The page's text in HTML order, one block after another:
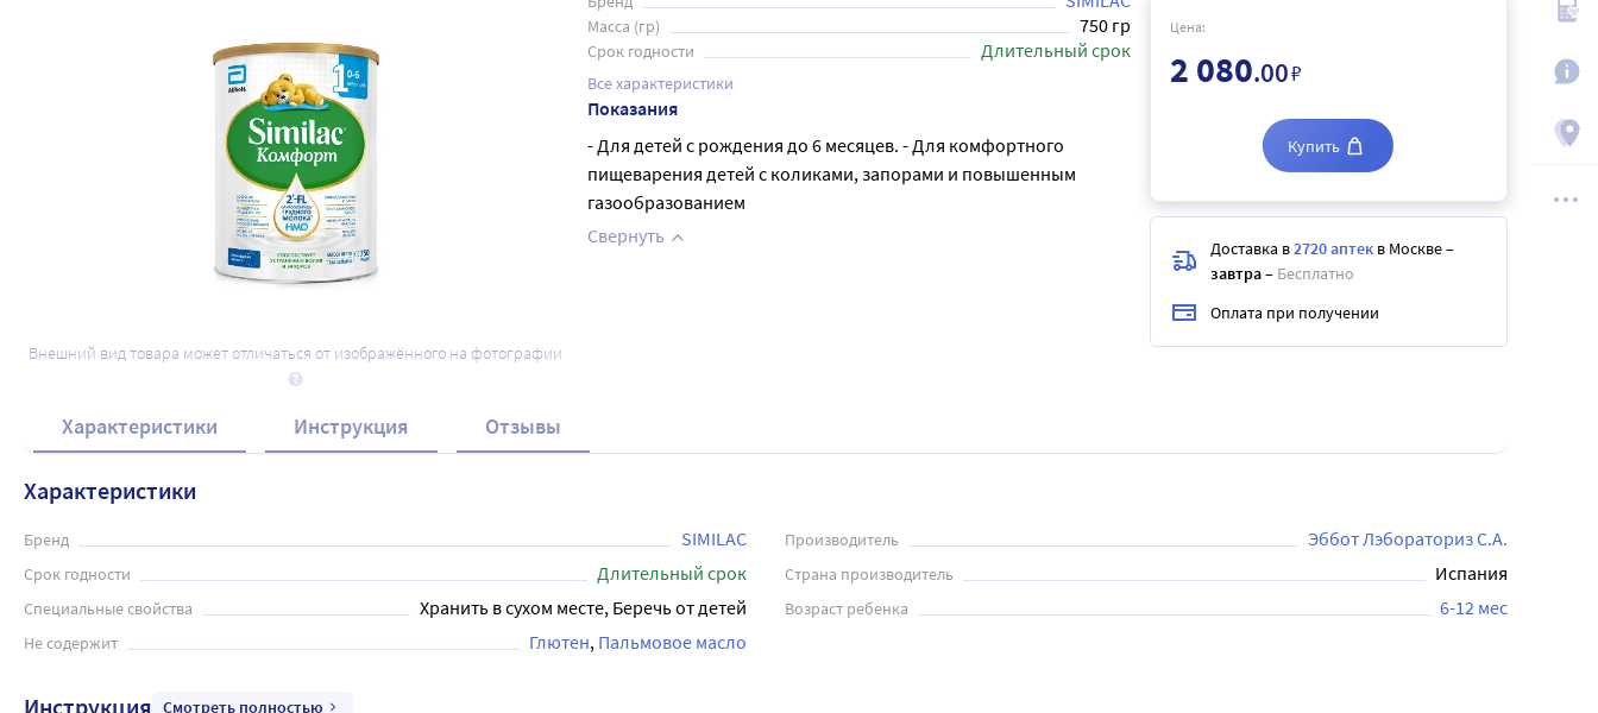
Внешний вид товара может отличаться от изображённого на фотографии
Масса (гр) 750 гр
Срок годности Длительный срок
Все характеристики
Показания
- Для детей с рождения до 6 месяцев. - Для комфортного
пищеварения детей с коликами, запорами и повышенным
газообразованием
Свернуть
Цена:
2 080.00₽
Купить
Доставка в2720 аптек в Москве–
завтра– Бесплатно
Оплата при получении
Характеристики Инструкция Отзывы
Характеристики
Бренд SIMILAC Производитель Эббот Лэбораториз С.А.
Срок годности Длительный срок Страна производитель Испания
Специальные свойства Хранить в сухом месте, Беречь от детей Возраст ребенка 6-12 мес
Не содержит Глютен Пальмовое масло
Инструкция Смотреть полностью